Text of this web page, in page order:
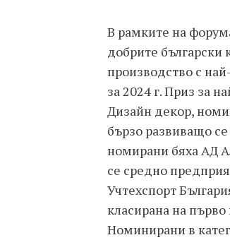
В рамките на
добрите
производство с
за 2024 г. Приз за
Дизайн декор,
бързо развиващо
номирани бяха АД
се средно
Учтехспорт
класирана на
Номинирани в